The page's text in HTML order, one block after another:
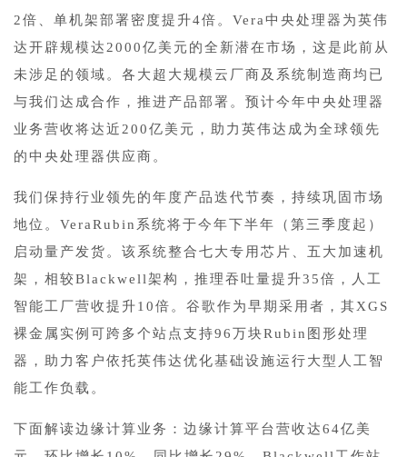
2倍、单机架部署密度提升4倍。Vera中央处理器为英伟
达开辟规模达2000亿美元的全新潜在市场，这是此前从
未涉足的领域。各大超大规模云厂商及系统制造商均已
与我们达成合作，推进产品部署。预计今年中央处理器
业务营收将达近200亿美元，助力英伟达成为全球领先
的中央处理器供应商。
我们保持行业领先的年度产品迭代节奏，持续巩固市场
地位。VeraRubin系统将于今年下半年（第三季度起）
启动量产发货。该系统整合七大专用芯片、五大加速机
架，相较Blackwell架构，推理吞吐量提升35倍，人工
智能工厂营收提升10倍。谷歌作为早期采用者，其XGS
裸金属实例可跨多个站点支持96万块Rubin图形处理
器，助力客户依托英伟达优化基础设施运行大型人工智
能工作负载。
下面解读边缘计算业务：边缘计算平台营收达64亿美